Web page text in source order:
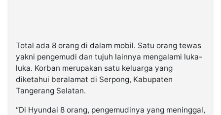
Total ada 8 orang di dalam mobil. Satu orang tewas
yakni pengemudi dan tujuh lainnya mengalami luka-
luka. Korban merupakan satu keluarga yang
diketahui beralamat di Serpong, Kabupaten
Tangerang Selatan.
“Di Hyundai 8 orang, pengemudinya yang meninggal,